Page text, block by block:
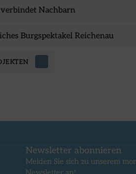
Nachbarn
Burgspektakel Reichenau
Newsletter abonnieren
Melden Sie sich zu unserem